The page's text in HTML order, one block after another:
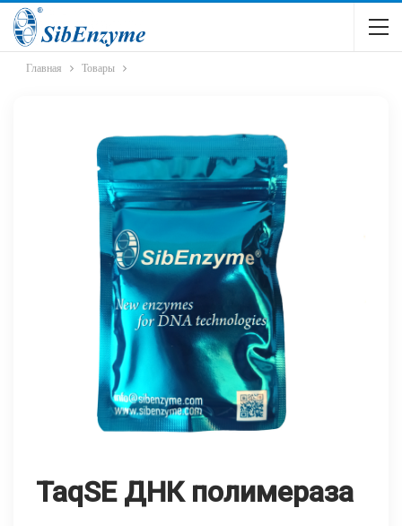
Главная Товары
TaqSE ДНК полимераза